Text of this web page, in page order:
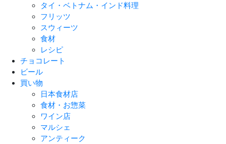
タイ・ベトナム・インド料理
フリッツ
スウィーツ
食材
レシピ
チョコレート
ビール
買い物
日本食材店
食材・お惣菜
ワイン店
マルシェ
アンティーク